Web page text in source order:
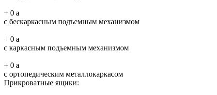
+ 0 a
с бескаркасным подъемным механизмом
+ 0 a
с каркасным подъемным механизмом
+ 0 a
с ортопедическим металлокаркасом
Прикроватные ящики: